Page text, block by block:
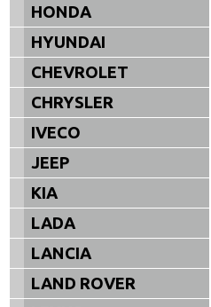
HONDA
HYUNDAI
CHEVROLET
CHRYSLER
IVECO
JEEP
KIA
LADA
LANCIA
LAND ROVER